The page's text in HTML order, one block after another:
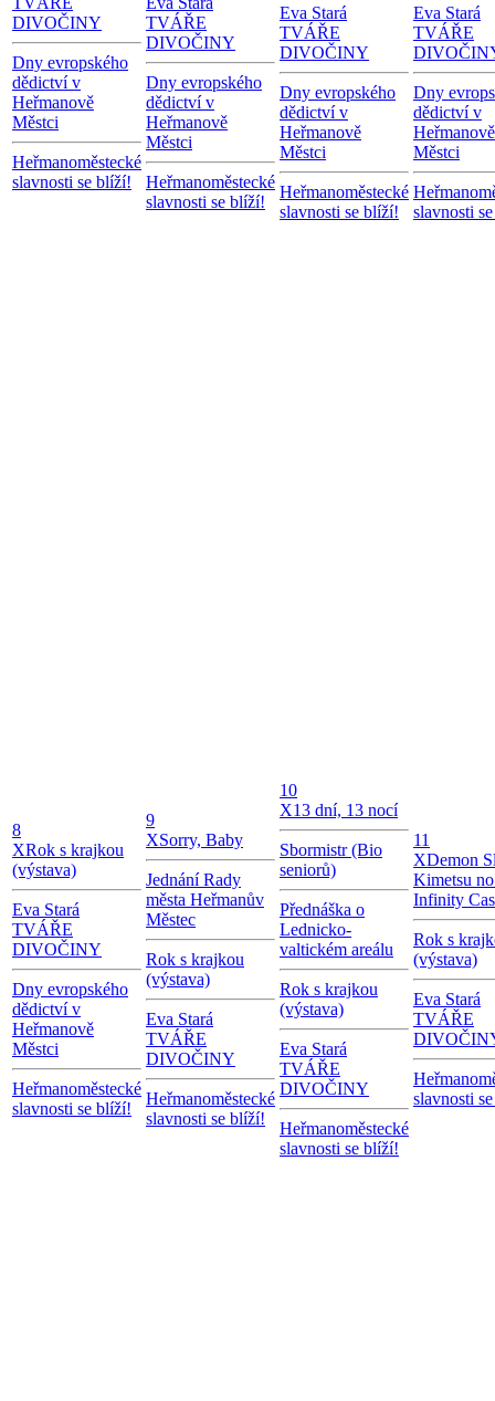
DIVOČINY
Dny evropského
dědictví v
Heřmanově
Městci
Heřmanoměstecké
slavnosti se blíží!
TVÁŘE
DIVOČINY
Dny evropského
dědictví v
Heřmanově
Městci
Heřmanoměstecké
slavnosti se blíží!
Eva Stará
TVÁŘE
DIVOČINY
Dny evropského
dědictví v
Heřmanově
Městci
Heřmanoměstecké
slavnosti se blíží!
Eva Stará
TVÁŘE
Dny
dědictví v
Heřmanově
Městci
slavnosti
8
XRok s krajkou
(výstava)
Eva Stará
TVÁŘE
DIVOČINY
Dny evropského
dědictví v
Heřmanově
Městci
Heřmanoměstecké
slavnosti se blíží!
9
XSorry, Baby
Jednání Rady
města Heřmanův
Městec
Rok s krajkou
(výstava)
Eva Stará
TVÁŘE
DIVOČINY
Heřmanoměstecké
slavnosti se blíží!
10
X13 dní, 13 nocí
Sbormistr (Bio
seniorů)
Přednáška o
Lednicko-
valtickém areálu
Rok s krajkou
(výstava)
Eva Stará
TVÁŘE
DIVOČINY
Heřmanoměstecké
slavnosti se blíží!
11
XDemon
Kimetsu
Infinity
Rok s
(výstava)
Eva Stará
TVÁŘE
slavnosti